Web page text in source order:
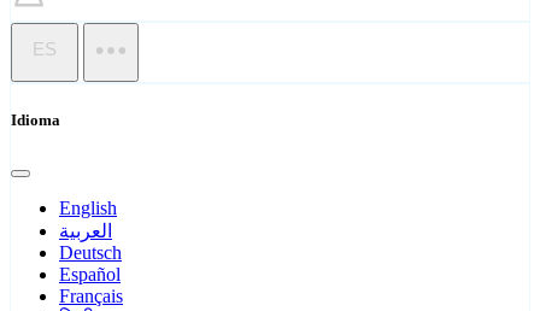
ES
Idioma
English
العربية
Deutsch
Español
Français